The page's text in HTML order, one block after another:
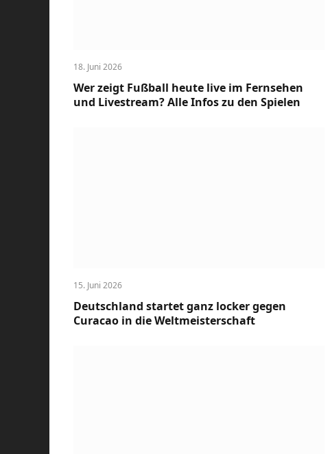
18. Juni 2026
Wer zeigt Fußball heute live im Fernsehen
und Livestream? Alle Infos zu den Spielen
15. Juni 2026
Deutschland startet ganz locker gegen
Curacao in die Weltmeisterschaft